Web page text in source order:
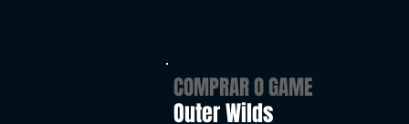
COMPRAR O GAME
Outer Wilds